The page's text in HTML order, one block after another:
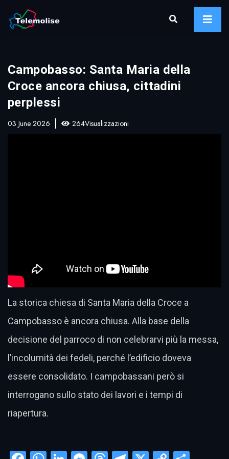
Campobasso: Santa Maria della
Croce ancora chiusa, cittadini
perplessi
03 June 2026 264Visualizzazioni
La storica chiesa di Santa Maria della Croce a
Campobasso è ancora chiusa. Alla base della
decisione del parroco di non celebrarvi più la messa,
l’incolumità dei fedeli, perché l’edificio doveva
essere consolidato. I campobassani però si
interrogano sullo stato dei lavori e i tempi di
riapertura.